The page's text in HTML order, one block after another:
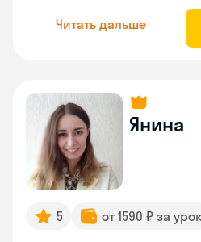
Читать дальше
Янина
5 от 1590 ₽ за